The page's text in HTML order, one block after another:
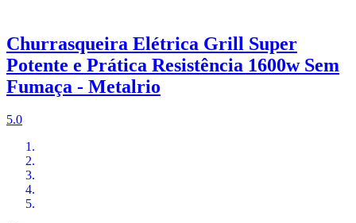
Churrasqueira Elétrica Grill Super
Potente e Prática Resistência 1600w Sem
Fumaça - Metalrio
5.0